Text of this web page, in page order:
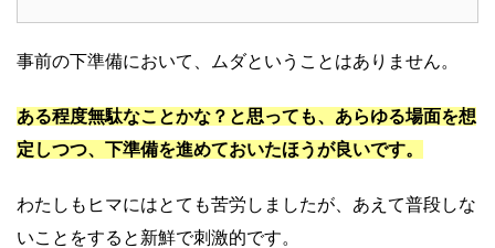
事前の下準備において、ムダということはありません。
ある程度無駄なことかな？と思っても、あらゆる場面を想
定しつつ、下準備を進めておいたほうが良いです。
わたしもヒマにはとても苦労しましたが、あえて普段しな
いことをすると新鮮で刺激的です。